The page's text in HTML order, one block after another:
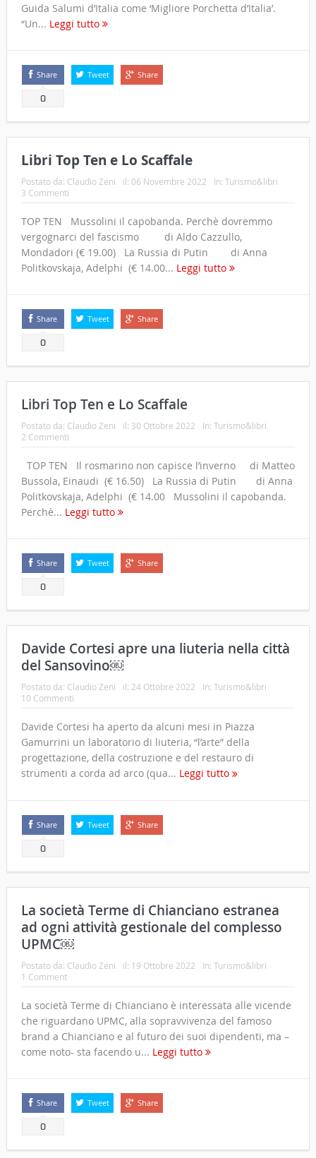
Guida Salumi d’Italia come ‘Migliore Porchetta d’Italia’.
“Un... Leggi tutto
Share
0
Tweet Share
Libri Top Ten e Lo Scaffale
Postato da: Claudio Zeni il: 06 Novembre 2022 In: Turismo&libri
3 Commenti
TOP TEN Mussolini il capobanda. Perchè dovremmo
vergognarci del fascismo di Aldo Cazzullo,
Mondadori (€ 19.00) La Russia di Putin di Anna
Politkovskaja, Adelphi (€ 14.00... Leggi tutto
Share
0
Tweet Share
Libri Top Ten e Lo Scaffale
Postato da: Claudio Zeni il: 30 Ottobre 2022 In: Turismo&libri
2 Commenti
TOP TEN Il rosmarino non capisce l’inverno di Matteo
Bussola, Einaudi (€ 16.50) La Russia di Putin di Anna
Politkovskaja, Adelphi (€ 14.00 Mussolini il capobanda.
Perchè... Leggi tutto
Share
0
Tweet Share
Davide Cortesi apre una liuteria nella città
del Sansovino￼
Postato da: Claudio Zeni il: 24 Ottobre 2022 In: Turismo&libri
10 Commenti
Davide Cortesi ha aperto da alcuni mesi in Piazza
Gamurrini un laboratorio di liuteria, “l’arte” della
progettazione, della costruzione e del restauro di
strumenti a corda ad arco (qua... Leggi tutto
Share
0
Tweet Share
La società Terme di Chianciano estranea
ad ogni attività gestionale del complesso
UPMC￼
Postato da: Claudio Zeni il: 19 Ottobre 2022 In: Turismo&libri
1 Comment
La società Terme di Chianciano è interessata alle vicende
che riguardano UPMC, alla sopravvivenza del famoso
brand a Chianciano e al futuro dei suoi dipendenti, ma –
come noto- sta facendo u... Leggi tutto
Share
0
Tweet Share